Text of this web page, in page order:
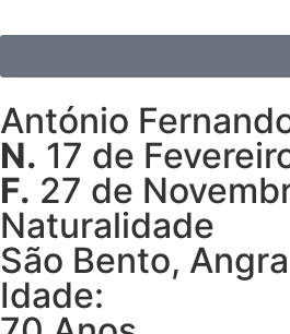
António
N. 17 de
F. 27 de
Naturalidade
São Bento,
Idade: